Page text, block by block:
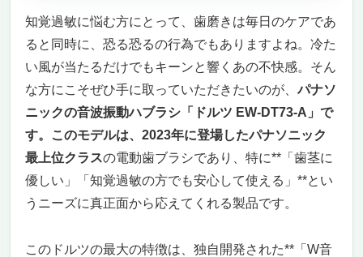
知覚過敏に悩む方にとって、歯磨きは毎日のケアであ
ると同時に、恐る恐るの行為でもありますよね。冷た
い風が当たるだけでもキーンと響くあの不快感。そん
な方にこそぜひ手に取っていただきたいのが、パナソ
ニックの音波振動ハブラシ「ドルツ EW-DT73-A」で
す。このモデルは、2023年に登場したパナソニック
最上位クラスの電動歯ブラシであり、特に**「歯茎に
優しい」「知覚過敏の方でも安心して使える」**とい
うニーズに真正面から応えてくれる製品です。
このドルツの最大の特徴は、独自開発された**「W音